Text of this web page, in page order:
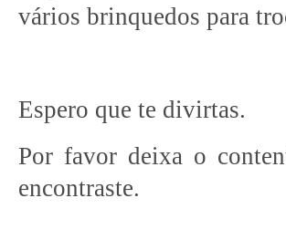
vários brinquedos para
Espero que te divirtas.
Por favor deixa o
encontraste.